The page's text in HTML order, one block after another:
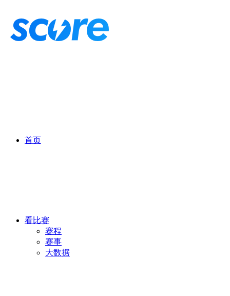
首页
看比赛
赛程
赛事
大数据